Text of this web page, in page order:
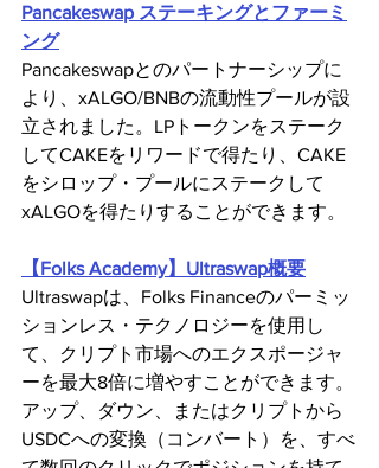
Pancakeswap ステーキングとファーミ
ング
Pancakeswapとのパートナーシップに
より、xALGO/BNBの流動性プールが設
立されました。LPトークンをステーク
してCAKEをリワードで得たり、CAKE
をシロップ・プールにステークして
xALGOを得たりすることができます。
【Folks Academy】Ultraswap概要
Ultraswapは、Folks Financeのパーミッ
ションレス・テクノロジーを使用し
て、クリプト市場へのエクスポージャ
ーを最大8倍に増やすことができます。
アップ、ダウン、またはクリプトから
USDCへの変換（コンバート）を、すべ